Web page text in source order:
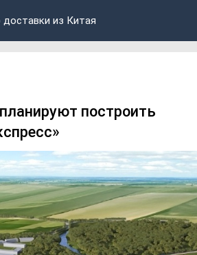
доставки из Китая
построить